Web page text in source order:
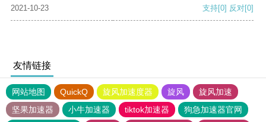
2021-10-23 支持[0] 反对[0]
友情链接
网站地图 QuickQ 旋风加速度器 旋风
旋风加速
坚果加速器
小牛加速器 tiktok加速器
狗急加速器官网